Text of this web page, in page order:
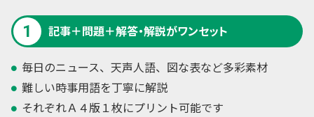
1 記事＋問題＋解答・解説がワンセット
毎日のニュース、天声人語、図な表など多彩素材
難しい時事用語を丁寧に解説
それぞれＡ４版１枚にプリント可能です